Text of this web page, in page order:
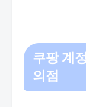
쿠팡 계
의점